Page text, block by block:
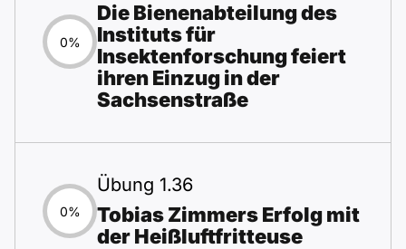
0%
Die Bienenabteilung des
Instituts für
Insektenforschung feiert
ihren Einzug in der
Sachsenstraße
0%
Übung 1.36
Tobias Zimmers Erfolg mit
der Heißluftfritteuse